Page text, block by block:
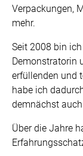
Verpackungen,
mehr.
Seit 2008 bin
Demonstratorin
erfüllenden und
habe ich
demnächst
Über die Jahre